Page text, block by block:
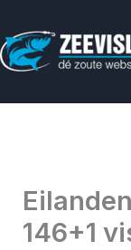
naar
de
146+1